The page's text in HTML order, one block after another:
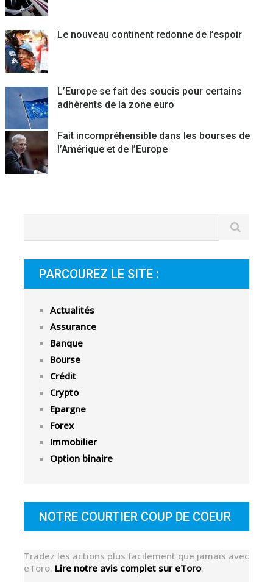
Le nouveau continent redonne de l’espoir
L’Europe se fait des soucis pour certains
adhérents de la zone euro
Fait incompréhensible dans les bourses de
l’Amérique et de l’Europe
PARCOUREZ LE SITE :
Actualités
Assurance
Banque
Bourse
Crédit
Crypto
Epargne
Forex
Immobilier
Option binaire
NOTRE COURTIER COUP DE COEUR
Tradez les actions plus facilement que jamais avec
eToro. Lire notre avis complet sur eToro.